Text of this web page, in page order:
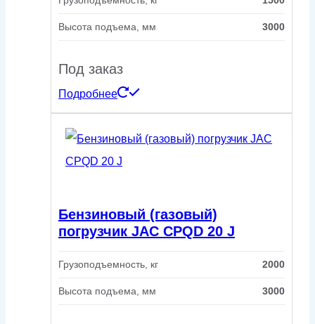
Высота подъема, мм 3000
Под заказ
Подробнее
Бензиновый (газовый)
погрузчик JAC CPQD 20 J
Грузоподъемность, кг 2000
Высота подъема, мм 3000